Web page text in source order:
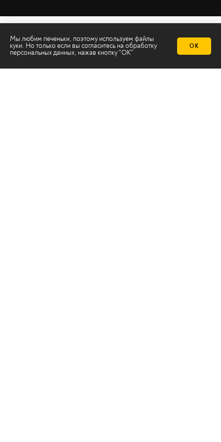
Мы любим печеньки, поэтому используем файлы
куки. Но только если вы согласитесь на обработку
персональных данных, нажав кнопку "ОК"
ОК